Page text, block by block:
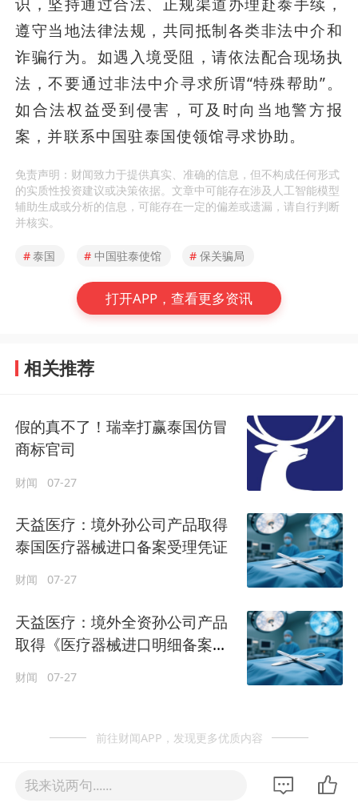
遵守当地法律法规，共同抵制各类非法中介和
诈骗行为。如遇入境受阻，请依法配合现场执
法，不要通过非法中介寻求所谓“特殊帮助”。
如合法权益受到侵害，可及时向当地警方报
案，并联系中国驻泰国使领馆寻求协助。
免责声明：财闻致力于提供真实、准确的信息，但不构成任何形式
的实质性投资建议或决策依据。文章中可能存在涉及人工智能模型
辅助生成或分析的信息，可能存在一定的偏差或遗漏，请自行判断
并核实。
#泰国 # 中国驻泰使馆 # 保关骗局
打开APP，查看更多资讯
相关推荐
假的真不了！瑞幸打赢泰国仿冒
商标官司
财闻 07-27
天益医疗：境外孙公司产品取得
泰国医疗器械进口备案受理凭证
财闻 07-27
天益医疗：境外全资孙公司产品
取得《医疗器械进口明细备案受
财闻 07-27
前往财闻APP，发现更多优质内容
我来说两句......